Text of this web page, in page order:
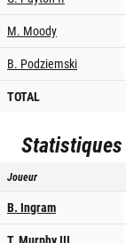
M. Moody
B. Podziemski
TOTAL
Statistiques
Joueur
B. Ingram